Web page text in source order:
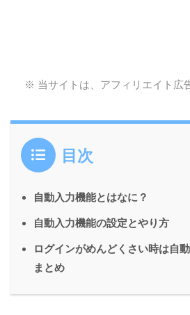
※ 当サイトは、アフィリエイト広
目次
自動入力機能とはなに？
自動入力機能の設定とやり方
ログインがめんどくさい時は自
まとめ